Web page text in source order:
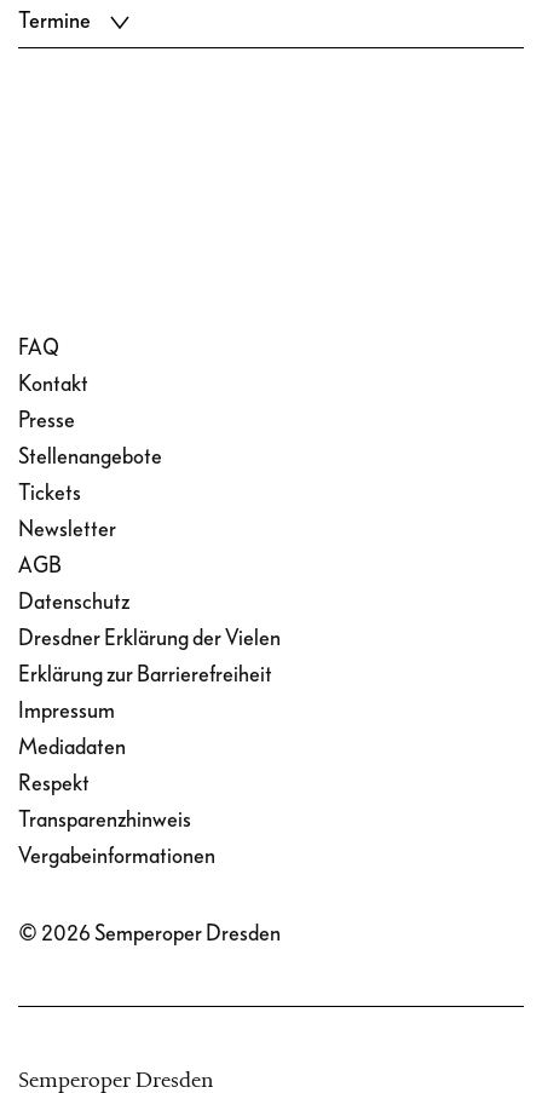
Termine
FAQ
Kontakt
Presse
Stellenangebote
Tickets
Newsletter
AGB
Datenschutz
Dresdner Erklärung der Vielen
Erklärung zur Barrierefreiheit
Impressum
Mediadaten
Respekt
Transparenzhinweis
Vergabeinformationen
© 2026 Semperoper Dresden
Semperoper Dresden